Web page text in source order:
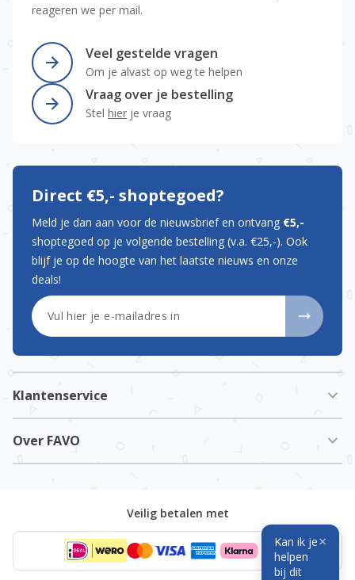
reageren we per mail.
Veel gestelde vragen
Om je alvast op weg te helpen
Vraag over je bestelling
Stel hier je vraag
Klantenservice
Over FAVO
Direct €5,- shoptegoed?
Meld je dan aan voor de nieuwsbrief en ontvang €5,-
shoptegoed op je volgende bestelling (v.a. €25,-). Ook
blijf je op de hoogte van het laatste nieuws en onze
deals!
E-mailadres
Veilig betalen met
Kan ik je
helpen
bij dit
×